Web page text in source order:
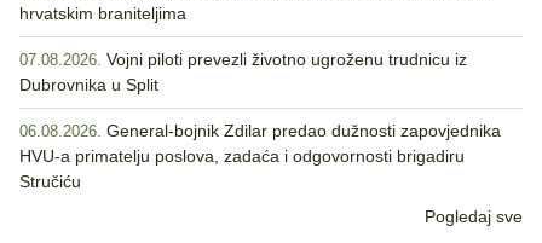
hrvatskim braniteljima
07.08.2026. Vojni piloti prevezli životno ugroženu trudnicu iz
Dubrovnika u Split
06.08.2026. General-bojnik Zdilar predao dužnosti zapovjednika
HVU-a primatelju poslova, zadaća i odgovornosti brigadiru
Stručiću
Pogledaj sve